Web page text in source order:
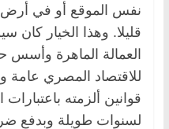
نفس الموقع أو في أرض
قليلا. وهذا الخيار كان
العمالة الماهرة وأسس
للاقتصاد المصري عامة
قوانين ألزمته
لسنوات طويلة وبدفع